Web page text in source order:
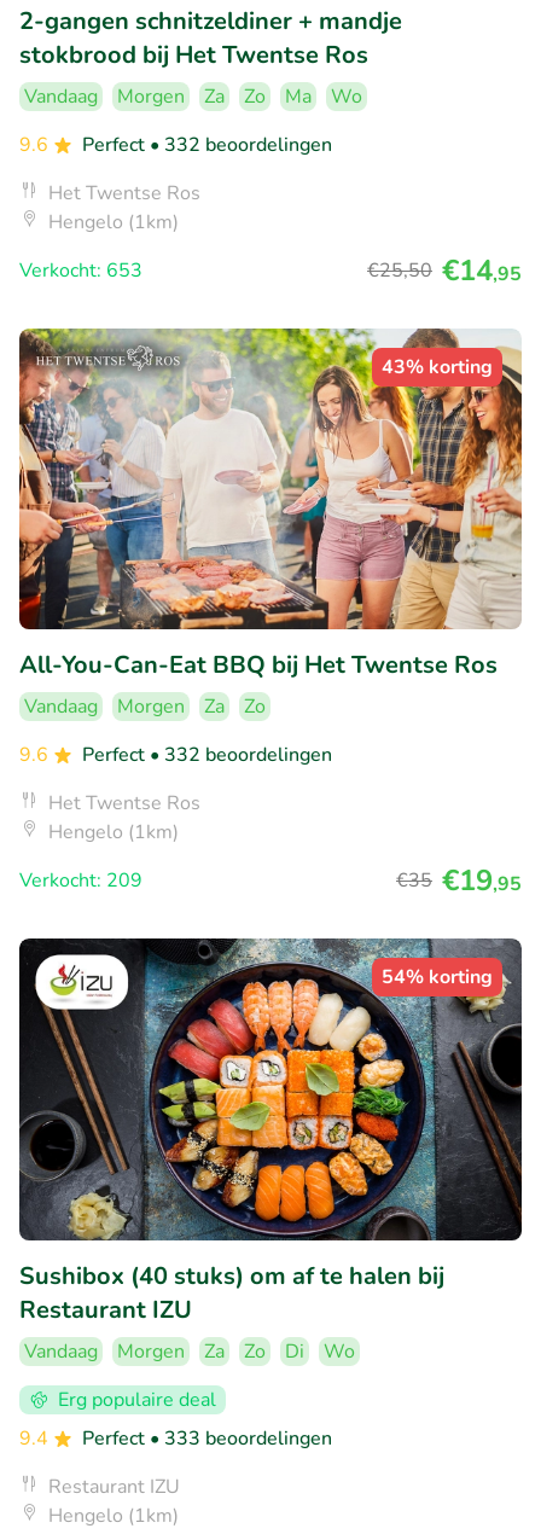
2-gangen schnitzeldiner + mandje
stokbrood bij Het Twentse Ros
Vandaag Morgen Za Zo Ma
Wo
9.6
Perfect • 332 beoordelingen
Het Twentse Ros
Hengelo (1km)
Verkocht: 653
€25,50 €14,95
43% korting
All-You-Can-Eat BBQ bij Het Twentse Ros
Vandaag Morgen Za
Zo
9.6
Perfect • 332 beoordelingen
Het Twentse Ros
Hengelo (1km)
Verkocht: 209
€35 €19,95
54% korting
Sushibox (40 stuks) om af te halen bij
Restaurant IZU
Vandaag Morgen Za Zo Di
Wo
Erg populaire deal
9.4
Perfect • 333 beoordelingen
Restaurant IZU
Hengelo (1km)